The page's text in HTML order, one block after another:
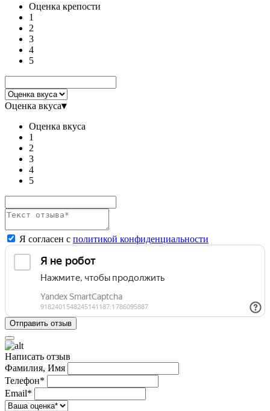
Оценка крепости
1
2
3
4
5
Оценка вкуса▾
Оценка вкуса
1
2
3
4
5
Я согласен с политикой конфиденциальности
Написать отзыв
Фамилия, Имя
Телефон*
Email*